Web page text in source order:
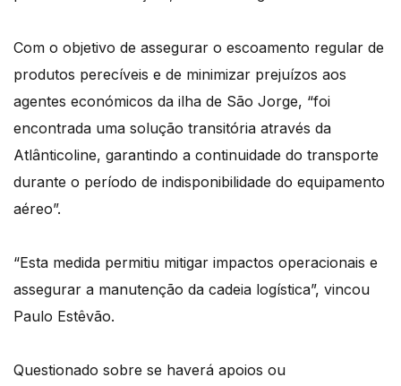
Com o objetivo de assegurar o escoamento regular de
produtos perecíveis e de minimizar prejuízos aos
agentes económicos da ilha de São Jorge, “foi
encontrada uma solução transitória através da
Atlânticoline, garantindo a continuidade do transporte
durante o período de indisponibilidade do equipamento
aéreo”.
“Esta medida permitiu mitigar impactos operacionais e
assegurar a manutenção da cadeia logística”, vincou
Paulo Estêvão.
Questionado sobre se haverá apoios ou